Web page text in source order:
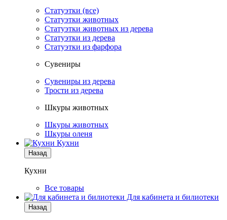
Статуэтки (все)
Статуэтки животных
Статуэтки животных из дерева
Статуэтки из дерева
Статуэтки из фарфора
Сувениры
Сувениры из дерева
Трости из дерева
Шкуры животных
Шкуры животных
Шкуры оленя
Кухни
Назад
Кухни
Все товары
Для кабинета и билиотеки
Назад